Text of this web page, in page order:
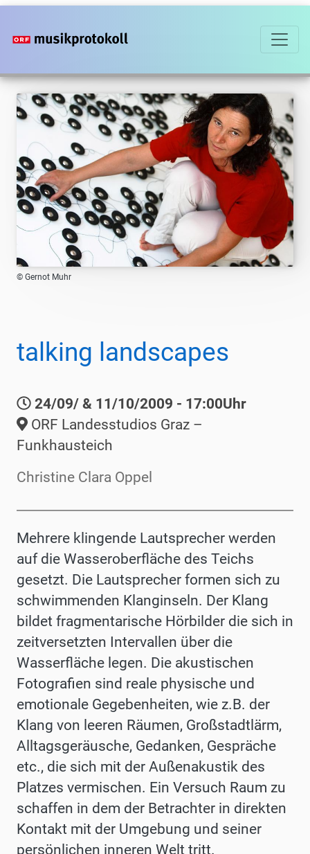
Direkt
zum
© Gernot Muhr
talking landscapes
24/09/ & 11/10/2009 - 17:00Uhr
ORF Landesstudios Graz –
Funkhausteich
Christine Clara Oppel
Mehrere klingende Lautsprecher werden
auf die Wasseroberfläche des Teichs
gesetzt. Die Lautsprecher formen sich zu
schwimmenden Klanginseln. Der Klang
bildet fragmentarische Hörbilder die sich in
zeitversetzten Intervallen über die
Wasserfläche legen. Die akustischen
Fotografien sind reale physische und
emotionale Gegebenheiten, wie z.B. der
Klang von leeren Räumen, Großstadtlärm,
Alltagsgeräusche, Gedanken, Gespräche
etc., die sich mit der Außenakustik des
Platzes vermischen. Ein Versuch Raum zu
schaffen in dem der Betrachter in direkten
Kontakt mit der Umgebung und seiner
persönlichen inneren Welt tritt.